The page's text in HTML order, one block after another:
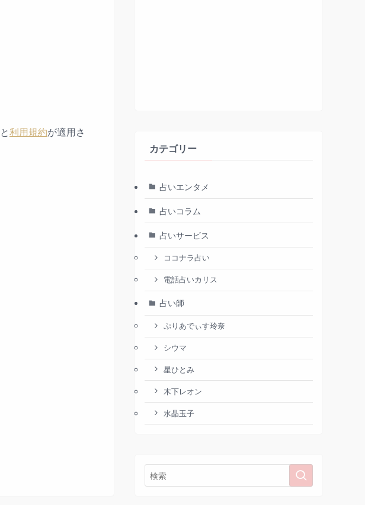
と利用規約が適用さ
カテゴリー
占いエンタメ
占いコラム
占いサービス
ココナラ占い
電話占いカリス
占い師
ぷりあでぃす玲奈
シウマ
星ひとみ
木下レオン
水晶玉子